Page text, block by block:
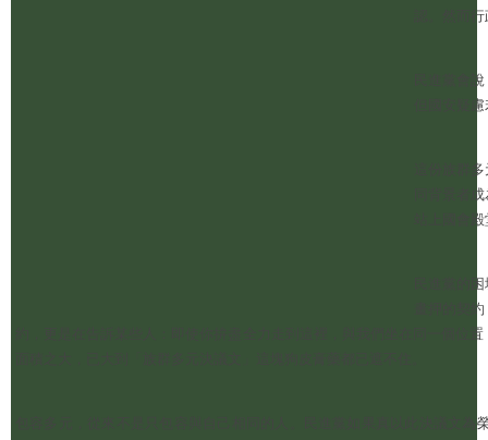
認。然而
民進黨會
但國安疑
這份族群
同背景者
站上國會
民進黨的
畫押的契
約，更是在告訴某些人：即使你拚盡全力走到這裡，與我們坐在同一個位
包容多元，從來不是只包容與自己相同的人。民進黨如果真以此決議文